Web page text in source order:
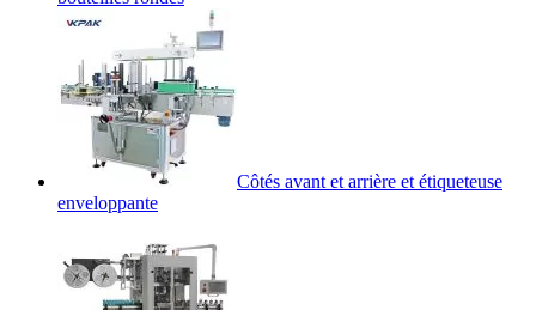
Côtés avant et arrière et étiqueteuse
enveloppante